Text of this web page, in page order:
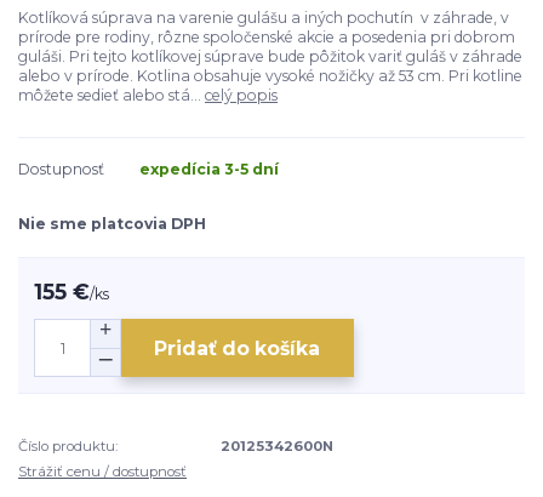
Kotlíková súprava na varenie gulášu a iných pochutín v záhrade, v
prírode pre rodiny, rôzne spoločenské akcie a posedenia pri dobrom
guláši. Pri tejto kotlíkovej súprave bude pôžitok variť guláš v záhrade
alebo v prírode. Kotlina obsahuje vysoké nožičky až 53 cm. Pri kotline
môžete sedieť alebo stá... celý popis
Dostupnosť expedícia 3-5 dní
Nie sme platcovia DPH
155 €/ks
Pridať do košíka
Číslo produktu:
20125342600N
Strážiť cenu / dostupnosť